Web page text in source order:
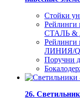
Стойки
Рейлинги
СТАЛЬ &
Рейлинги
ЛИНИЯ/
Поручни
26.